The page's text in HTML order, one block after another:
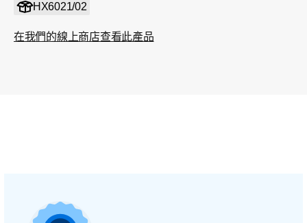
HX6021/02
在我們的線上商店查看此產品